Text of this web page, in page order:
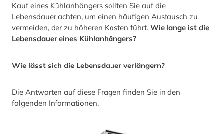
Kauf eines Kühlanhängers sollten Sie auf die
Lebensdauer achten, um einen häufigen Austausch zu
vermeiden, der zu höheren Kosten führt. Wie lange ist die
Lebensdauer eines Kühlanhängers?
Wie lässt sich die Lebensdauer verlängern?
Die Antworten auf diese Fragen finden Sie in den
folgenden Informationen.